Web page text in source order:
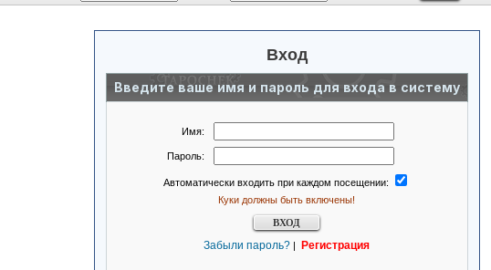
Вход
Введите ваше имя и пароль для входа в систему
Имя:
Пароль:
Автоматически входить при каждом посещении:
Куки должны быть включены!
Забыли пароль? | Регистрация